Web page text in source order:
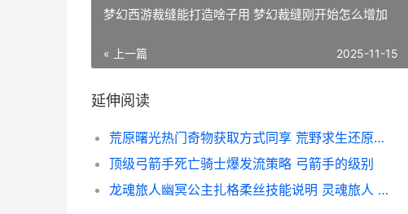
梦幻西游裁缝能打造啥子用 梦幻裁缝刚开始怎么增加
« 上一篇 2025-11-15
延伸阅读
荒原曙光热门奇物获取方式同享 荒野求生还原碎片曙光将现解法
顶级弓箭手死亡骑士爆发流策略 弓箭手的级别
龙魂旅人幽冥公主扎格柔丝技能说明 灵魂旅人 金龙